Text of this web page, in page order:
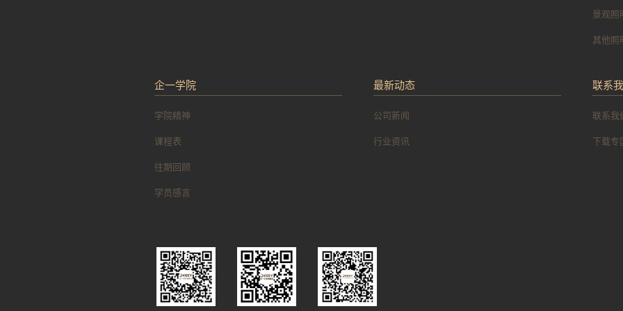
景观照
其他照
企一学院
学院精神
课程表
往期回顾
学员感言
最新动态
公司新闻
行业资讯
联系
联系我
下载专